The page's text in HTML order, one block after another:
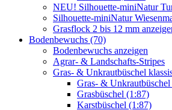
NEU! Silhouette-miniNatur
Silhouette-miniNatur
Grasflock 2 bis 12 mm
Bodenbewuchs (70)
Bodenbewuchs anzeigen
Agrar- & Landschafts-Stripes
Gras- & Unkrautbüschel
Gras- & Unkrautbüschel
Grasbüschel (1:87)
Karstbüschel (1:87)